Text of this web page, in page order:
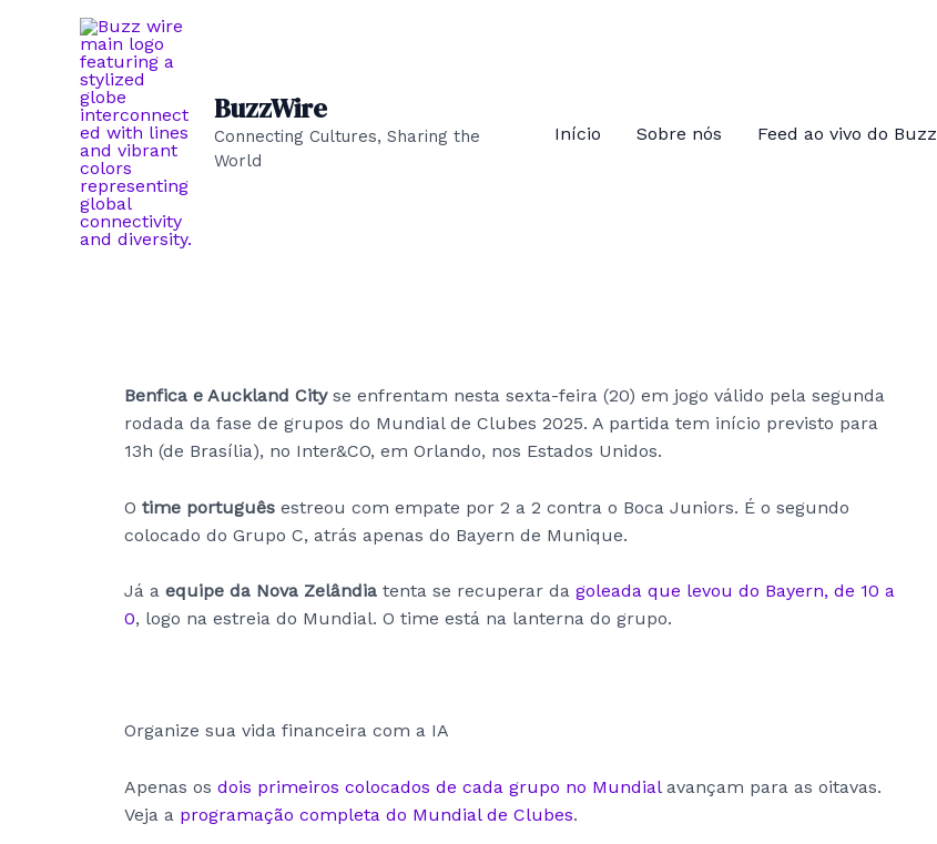
BuzzWire
Connecting Cultures, Sharing the
World
Início Sobre nós Feed ao vivo do Buzz
Benfica e Auckland Cityse enfrentam nesta sexta-feira (20) em jogo válido pela segunda
rodada da fase de grupos do Mundial de Clubes 2025. A partida tem início previsto para
13h (de Brasília), no Inter&CO, em Orlando, nos Estados Unidos.
O time português estreou com empate por 2 a 2 contra o Boca Juniors. É o segundo
colocado do Grupo C, atrás apenas do Bayern de Munique.
Já a equipe da Nova Zelândia tenta se recuperar da goleada que levou do Bayern, de 10 a
0, logo na estreia do Mundial. O time está na lanterna do grupo.
Organize sua vida financeira com a IA
Apenas os dois primeiros colocados de cada grupo no Mundialavançam para as oitavas.
Veja a programação completa do Mundial de Clubes.